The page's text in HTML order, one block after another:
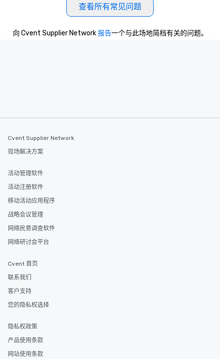
查看所有常见问题
向 Cvent Supplier Network报告一个与此场地简档有关的问题。
Cvent Supplier Network
现场解决方案
活动管理软件
活动注册软件
移动活动应用程序
战略会议管理
网络民意调查软件
网络研讨会平台
Cvent 首页
联系我们
客户支持
您的隐私权选择
隐私权政策
产品使用条款
网站使用条款